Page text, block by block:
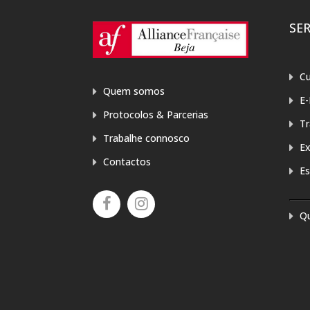
Quem somos
Protocolos & Parcerias
Trabalhe connosco
Contactos